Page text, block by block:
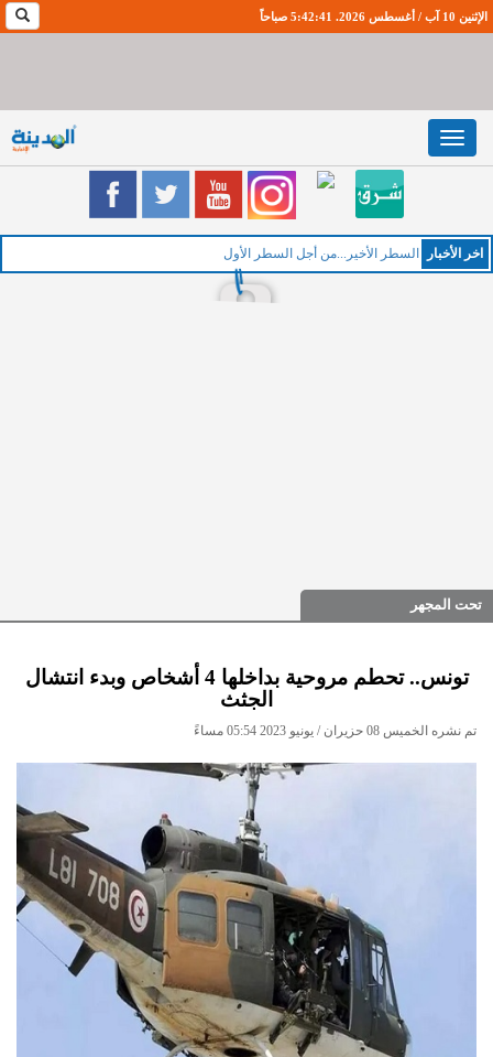
الإثنين 10 آب / أغسطس 2026. 5:42:42 صباحاً
Toggle
navigation
اخر اﻷخبار السطر الأخير...من أجل السطر الأول
تحت المجهر
تونس.. تحطم مروحية بداخلها 4 أشخاص وبدء انتشال
الجثث
تم نشره الخميس 08 حزيران / يونيو 2023 05:54 مساءً